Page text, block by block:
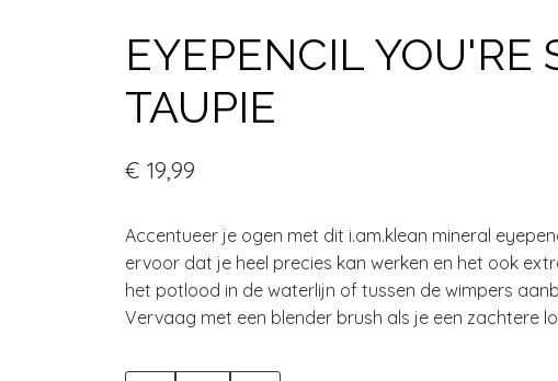
EYEPENCIL YOU'RE
TAUPIE
€ 19,99
Accentueer je ogen met dit i.am.klean mineral
ervoor dat je heel precies kan werken en het ook
het potlood in de waterlijn of tussen de wimpers
Vervaag met een blender brush als je een zachtere